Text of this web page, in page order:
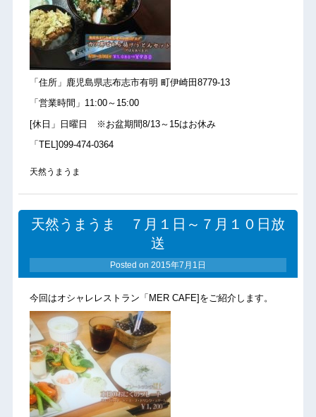
「住所」鹿児島県志布志市有明 町伊崎田8779-13
「営業時間」11:00～15:00
[休日」日曜日 ※お盆期間8/13～15はお休み
「TEL]099-474-0364
天然うまうま
天然うまうま ７月１日～７月１０日放
送
Posted on 2015年7月1日
今回はオシャレレストラン「MER CAFE]をご紹介します。